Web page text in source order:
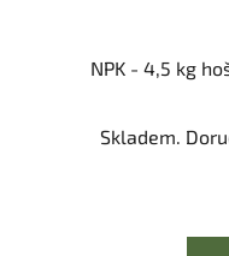
NPK - 4,5 kg
Skladem.